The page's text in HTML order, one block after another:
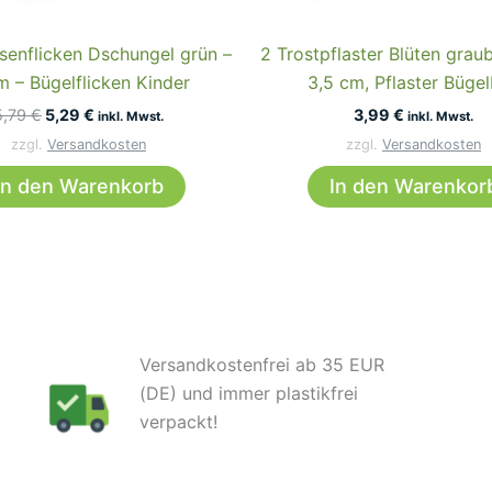
Dschungel grün –
– Bügelflicken Kinder
€ Ursprünglicher
war:
5,29 € Aktueller
ist:
inkl. Mwst.
zzgl. Versandkosten
den Warenkorb
2 Trostpflaster Blüten
3,5 cm, Pflaster
3,99 € inkl. Mwst.
zzgl. Versandkosten
In den
Versandkostenfrei ab 35 EUR
(DE) und immer plastikfrei
verpackt!